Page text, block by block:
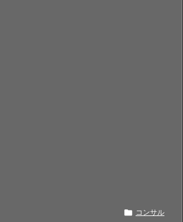
 コンサル